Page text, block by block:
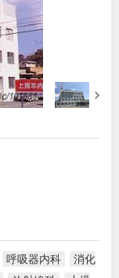
呼吸器内科
消化